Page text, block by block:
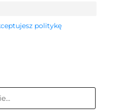
politykę